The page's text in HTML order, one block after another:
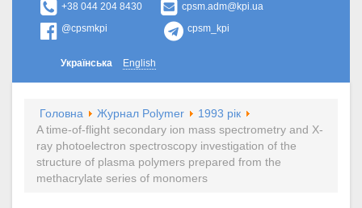
+38 044 204 8430
cpsm.adm@kpi.ua
@cpsmkpi
cpsm_kpi
Українська English
Головна Журнал Polymer
1993 рік
A time-of-flight secondary ion mass spectrometry and X-
ray photoelectron spectroscopy investigation of the
structure of plasma polymers prepared from the
methacrylate series of monomers